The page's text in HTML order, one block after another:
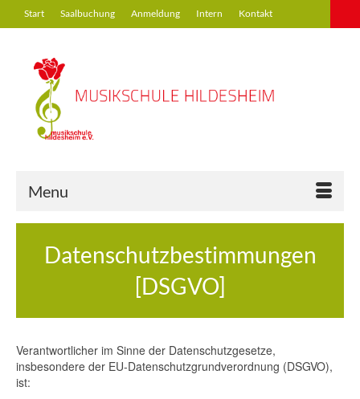
Start Saalbuchung Anmeldung Intern Kontakt
Menu
Datenschutzbestimmungen
[DSGVO]
Verantwortlicher im Sinne der Datenschutzgesetze,
insbesondere der EU-Datenschutzgrundverordnung (DSGVO),
ist: